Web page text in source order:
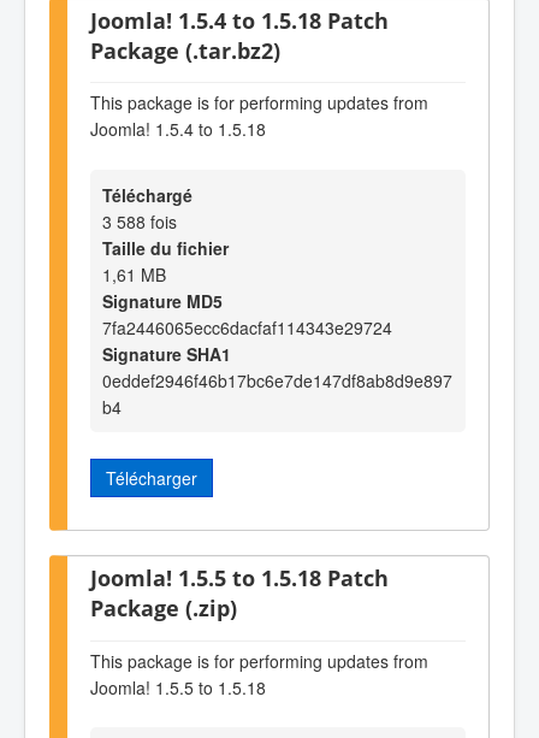
Joomla! 1.5.4 to 1.5.18 Patch
Package (.tar.bz2)
This package is for performing updates from
Joomla! 1.5.4 to 1.5.18
Téléchargé
3 588 fois
Taille du fichier
1,61 MB
Signature MD5
7fa2446065ecc6dacfaf114343e29724
Signature SHA1
0eddef2946f46b17bc6e7de147df8ab8d9e897
b4
Télécharger
Joomla! 1.5.5 to 1.5.18 Patch
Package (.zip)
This package is for performing updates from
Joomla! 1.5.5 to 1.5.18